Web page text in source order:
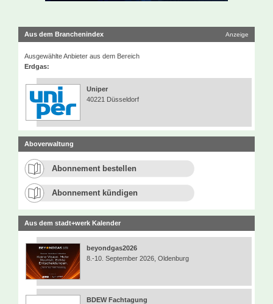
Aus dem Branchenindex Anzeige
Ausgewählte Anbieter aus dem Bereich
Erdgas:
Uniper
40221 Düsseldorf
Aboverwaltung
Abonnement bestellen
Abonnement kündigen
Aus dem stadt+werk Kalender
beyondgas2026
8.-10. September 2026, Oldenburg
BDEW Fachtagung